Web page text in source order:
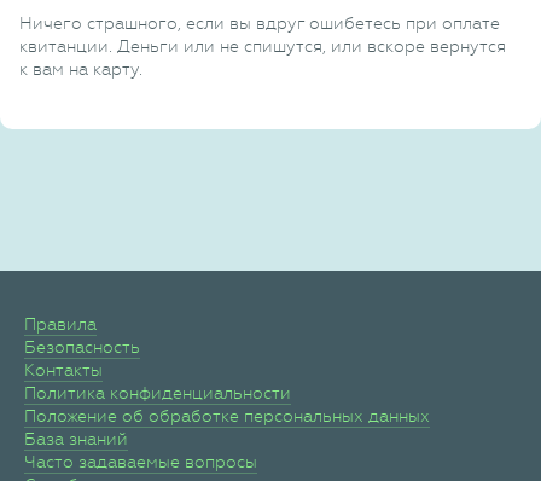
Ничего страшного, если вы вдруг ошибетесь при оплате
квитанции. Деньги или не спишутся, или вскоре вернутся
к вам на карту.
Правила
Безопасность
Контакты
Политика конфиденциальности
Положение об обработке персональных данных
База знаний
Часто задаваемые вопросы